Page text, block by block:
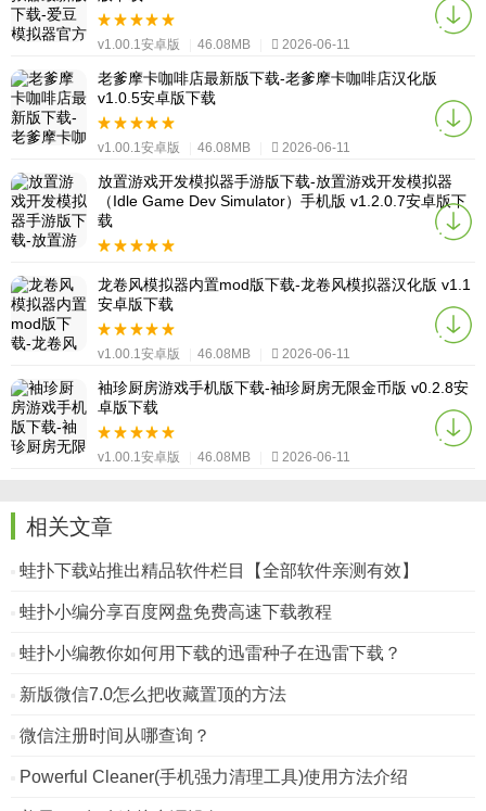
v1.00.1安卓版 46.08MB 2026-06-11
老爹摩卡咖啡店最新版下载-老爹摩卡咖啡店汉化版
v1.0.5安卓版下载
v1.00.1安卓版 46.08MB 2026-06-11
放置游戏开发模拟器手游版下载-放置游戏开发模拟器
（Idle Game Dev Simulator）手机版 v1.2.0.7安卓版下
载
龙卷风模拟器内置mod版下载-龙卷风模拟器汉化版 v1.1
安卓版下载
v1.00.1安卓版 46.08MB 2026-06-11
袖珍厨房游戏手机版下载-袖珍厨房无限金币版 v0.2.8安
卓版下载
v1.00.1安卓版 46.08MB 2026-06-11
相关文章
蛙扑下载站推出精品软件栏目【全部软件亲测有效】
蛙扑小编分享百度网盘免费高速下载教程
蛙扑小编教你如何用下载的迅雷种子在迅雷下载？
新版微信7.0怎么把收藏置顶的方法
微信注册时间从哪查询？
Powerful Cleaner(手机强力清理工具)使用方法介绍